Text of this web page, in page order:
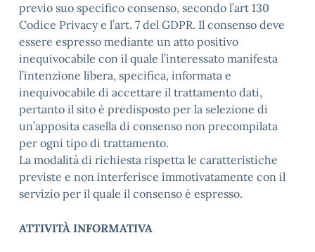
previo suo specifico consenso, secondo l’art 130
Codice Privacy e l’art. 7 del GDPR. Il consenso deve
essere espresso mediante un atto positivo
inequivocabile con il quale l’interessato manifesta
l’intenzione libera, specifica, informata e
inequivocabile di accettare il trattamento dati,
pertanto il sito è predisposto per la selezione di
un’apposita casella di consenso non precompilata
per ogni tipo di trattamento.
La modalità di richiesta rispetta le caratteristiche
previste e non interferisce immotivatamente con il
servizio per il quale il consenso è espresso.
ATTIVITÀ INFORMATIVA